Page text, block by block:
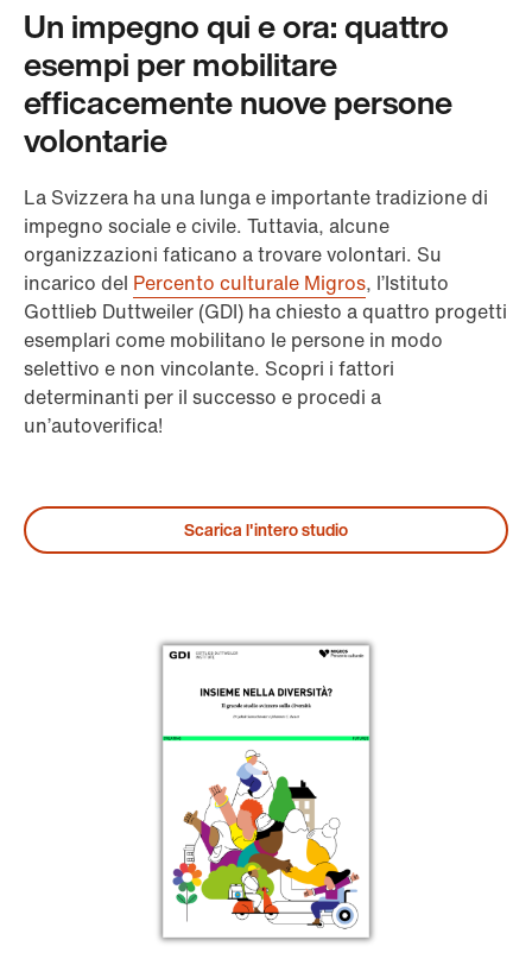
Un impegno qui e ora: quattro
esempi per mobilitare
efficacemente nuove persone
volontarie
La Svizzera ha una lunga e importante tradizione di
impegno sociale e civile. Tuttavia, alcune
organizzazioni faticano a trovare volontari. Su
incarico del Percento culturale Migros, l’Istituto
Gottlieb Duttweiler (GDI) ha chiesto a quattro progetti
esemplari come mobilitano le persone in modo
selettivo e non vincolante. Scopri i fattori
determinanti per il successo e procedi a
un’autoverifica!
Scarica l'intero studio